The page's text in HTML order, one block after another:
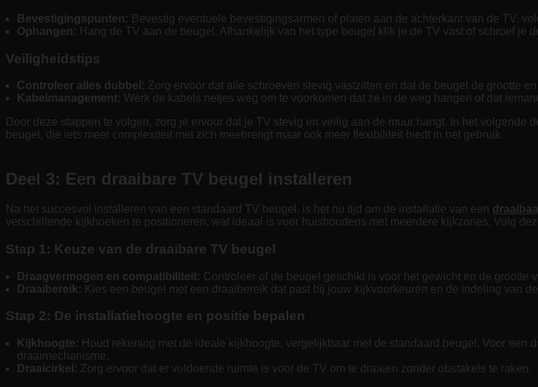
Bevestigingspunten: Bevestig eventuele bevestigingsarmen of platen aan de achterkant van de TV,
Ophangen: Hang de TV aan de beugel. Afhankelijk van het type beugel klik je de TV vast of schroef je
Veiligheidstips
Controleer alles dubbel: Zorg ervoor dat alle schroeven stevig vastzitten en dat de beugel de grootte
Kabelmanagement: Werk de kabels netjes weg om te voorkomen dat ze in de weg hangen of dat
Door deze stappen te volgen, zorg je ervoor dat je TV stevig en veilig aan de muur hangt. In het
beugel, die iets meer complexiteit met zich meebrengt maar ook meer flexibiliteit biedt in het gebruik.
Deel 3: Een draaibare TV beugel installeren
Na het succesvol installeren van een standaard TV beugel, is het nu tijd om de installatie van een
verschillende kijkhoeken te positioneren, wat ideaal is voor huishoudens met meerdere kijkzones. Volg
Stap 1: Keuze van de draaibare TV beugel
Draagvermogen en compatibiliteit: Controleer of de beugel geschikt is voor het gewicht en de grootte
Draaibereik: Kies een beugel met een draaibereik dat past bij jouw kijkvoorkeuren en de indeling van
Stap 2: De installatiehoogte en positie bepalen
Kijkhoogte: Houd rekening met de ideale kijkhoogte, vergelijkbaar met de standaard beugel. Voor
draaimechanisme.
Draaicirkel: Zorg ervoor dat er voldoende ruimte is voor de TV om te draaien zonder obstakels te raken.